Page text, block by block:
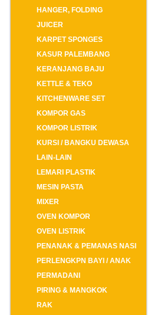
HANGER, FOLDING
JUICER
KARPET SPONGES
KASUR PALEMBANG
KERANJANG BAJU
KETTLE & TEKO
KITCHENWARE SET
KOMPOR GAS
KOMPOR LISTRIK
KURSI / BANGKU DEWASA
LAIN-LAIN
LEMARI PLASTIK
MESIN PASTA
MIXER
OVEN KOMPOR
OVEN LISTRIK
PENANAK & PEMANAS NASI
PERLENGKPN BAYI / ANAK
PERMADANI
PIRING & MANGKOK
RAK